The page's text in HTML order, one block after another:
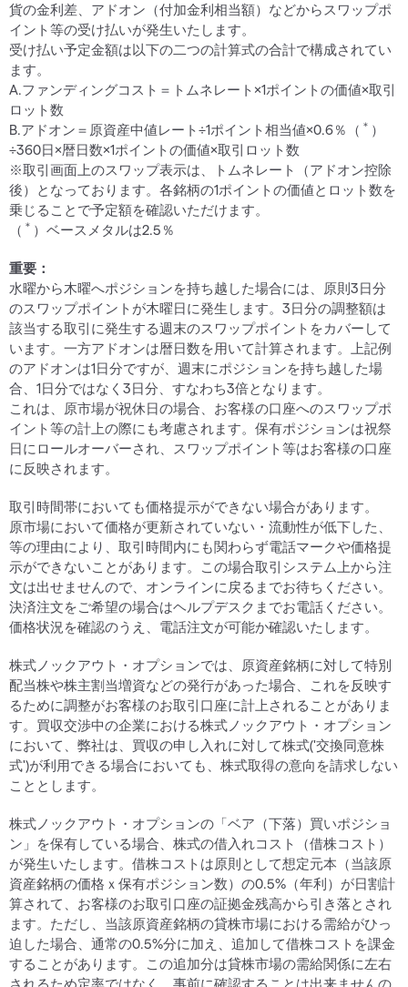
貨の金利差、アドオン（付加金利相当額）などからスワップポ
イント等の受け払いが発生いたします。
受け払い予定金額は以下の二つの計算式の合計で構成されてい
ます。
A.ファンディングコスト＝トムネレート×1ポイントの価値×取引
ロット数
B.アドオン＝原資産中値レート÷1ポイント相当値×0.6％（ ＊ ）
÷360日×暦日数×1ポイントの価値×取引ロット数
※取引画面上のスワップ表示は、トムネレート（アドオン控除
後）となっております。各銘柄の1ポイントの価値とロット数を
乗じることで予定額を確認いただけます。
（ ＊ ）ベースメタルは2.5％
重要：
水曜から木曜へポジションを持ち越した場合には、原則3日分
のスワップポイントが木曜日に発生します。3日分の調整額は
該当する取引に発生する週末のスワップポイントをカバーして
います。一方アドオンは暦日数を用いて計算されます。上記例
のアドオンは1日分ですが、週末にポジションを持ち越した場
合、1日分ではなく3日分、すなわち3倍となります。
これは、原市場が祝休日の場合、お客様の口座へのスワップポ
イント等の計上の際にも考慮されます。保有ポジションは祝祭
日にロールオーバーされ、スワップポイント等はお客様の口座
に反映されます。
取引時間帯においても価格提示ができない場合があります。
原市場において価格が更新されていない・流動性が低下した、
等の理由により、取引時間内にも関わらず電話マークや価格提
示ができないことがあります。この場合取引システム上から注
文は出せませんので、オンラインに戻るまでお待ちください。
決済注文をご希望の場合はヘルプデスクまでお電話ください。
価格状況を確認のうえ、電話注文が可能か確認いたします。
株式ノックアウト・オプションでは、原資産銘柄に対して特別
配当株や株主割当増資などの発行があった場合、これを反映す
るために調整がお客様のお取引口座に計上されることがありま
す。買収交渉中の企業における株式ノックアウト・オプション
において、弊社は、買収の申し入れに対して株式('交換同意株
式')が利用できる場合においても、株式取得の意向を請求しない
こととします。
株式ノックアウト・オプションの「ベア（下落）買いポジショ
ン」を保有している場合、株式の借入れコスト（借株コスト）
が発生いたします。借株コストは原則として想定元本（当該原
資産銘柄の価格ｘ保有ポジション数）の0.5%（年利）が日割計
算されて、お客様のお取引口座の証拠金残高から引き落とされ
ます。ただし、当該原資産銘柄の貸株市場における需給がひっ
迫した場合、通常の0.5%分に加え、追加して借株コストを課金
することがあります。この追加分は貸株市場の需給関係に左右
されるため定率ではなく、事前に確認することは出来ませんの